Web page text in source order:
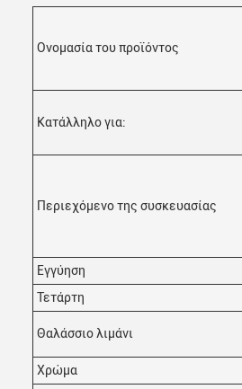
Ονομασία του προϊόντος
Κατάλληλο για:
Περιεχόμενο της συσκευασίας
Εγγύηση
Τετάρτη
Θαλάσσιο λιμάνι
Χρώμα